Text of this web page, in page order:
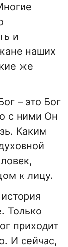
и
наших
же
– это Бог
с ними Он
Каким
к лицу.
Только
приходит
И сейчас,